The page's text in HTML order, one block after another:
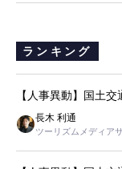
ランキング
【人事異動】国土
長木 利通
ツーリズムメディア